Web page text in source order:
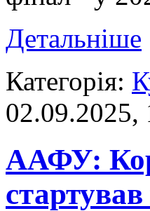
Детальніше
Категорія:
02.09.2025,
ААФУ: